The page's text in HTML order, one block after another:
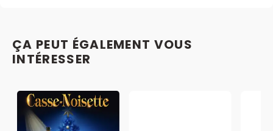
ÇA PEUT ÉGALEMENT VOUS
INTÉRESSER